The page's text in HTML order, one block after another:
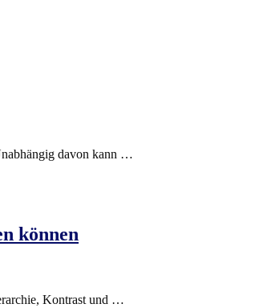
davon kann …
können
Kontrast und …